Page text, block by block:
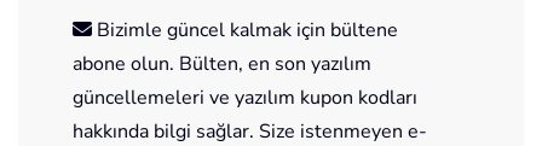
Bizimle güncel kalmak için bültene
abone olun. Bülten, en son yazılım
güncellemeleri ve yazılım kupon kodları
hakkında bilgi sağlar. Size istenmeyen e-